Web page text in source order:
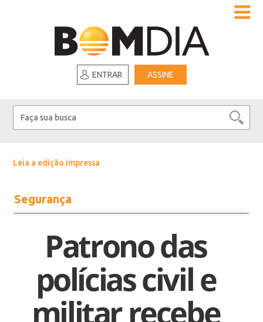
ENTRAR ASSINE
Leia a edição impressa
Segurança
Patrono das
polícias civil e
militar recebe